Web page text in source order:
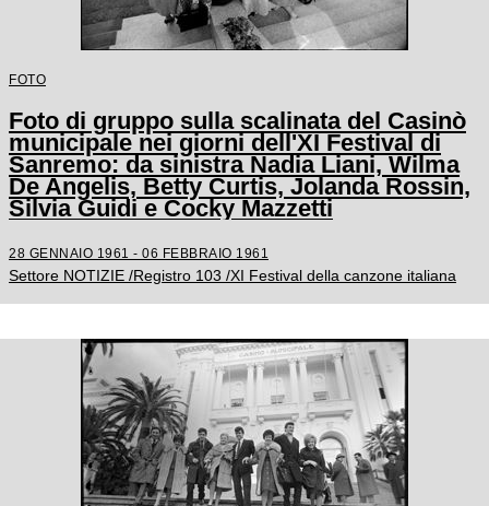
FOTO
Foto di gruppo sulla scalinata del Casinò
municipale nei giorni dell'XI Festival di
Sanremo: da sinistra Nadia Liani, Wilma
De Angelis, Betty Curtis, Jolanda Rossin,
Silvia Guidi e Cocky Mazzetti
28 GENNAIO 1961 - 06 FEBBRAIO 1961
Settore NOTIZIE /Registro 103 /XI Festival della canzone italiana